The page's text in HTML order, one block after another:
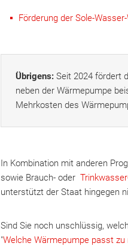
Förderung der Sole-
Übrigens: Seit 2024 fördert
neben der Wärmepumpe
Mehrkosten des
In Kombination mit anderen
sowie Brauch- oder
unterstützt der Staat hingegen
Sind Sie noch unschlüssig,
"Welche Wärmepumpe passt